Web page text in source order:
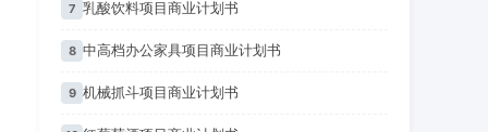
7 乳酸饮料项目商业计划书
8 中高档办公家具项目商业计划书
9 机械抓斗项目商业计划书